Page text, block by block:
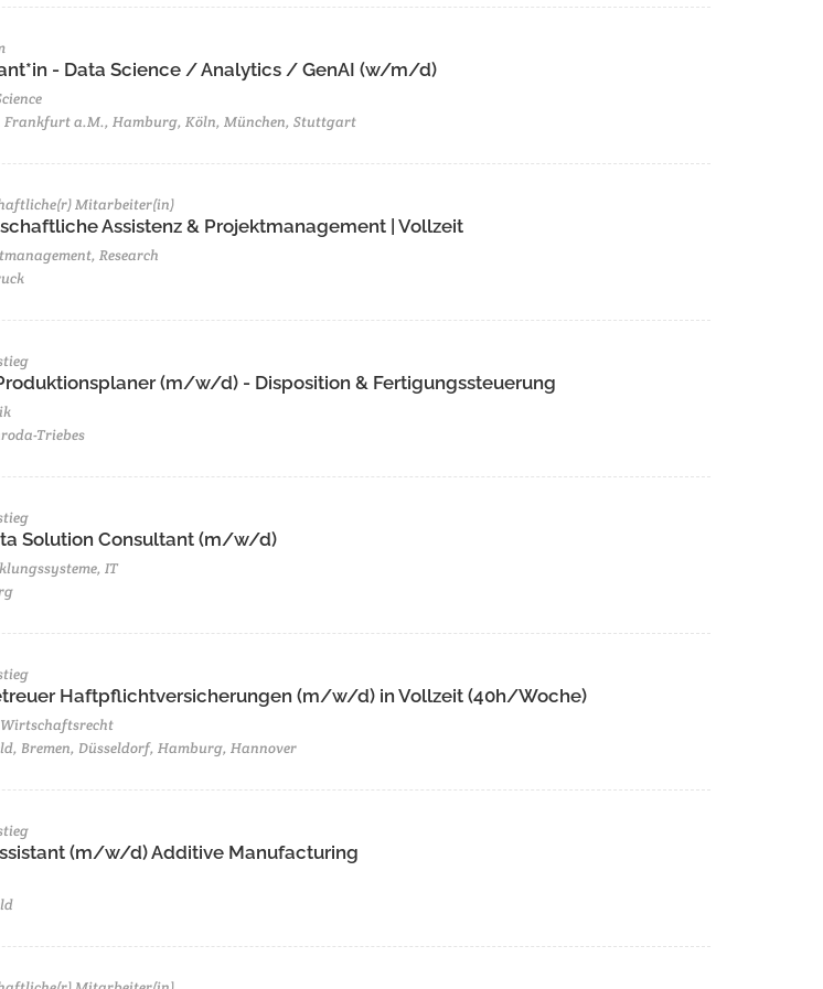
- Data Science / Analytics / GenAI (w/m/d)
Frankfurt a.M., Hamburg, Köln, München, Stuttgart
Mitarbeiter(in)
Assistenz & Projektmanagement | Vollzeit
Research
(m/w/d) - Disposition & Fertigungssteuerung
Triebes
Solution Consultant (m/w/d)
IT
Haftpflichtversicherungen (m/w/d) in Vollzeit (40h/Woche)
Wirtschaftsrecht
Bremen, Düsseldorf, Hamburg, Hannover
(m/w/d) Additive Manufacturing